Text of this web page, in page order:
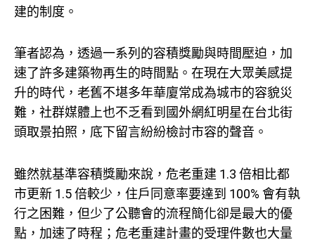
建的制度。
筆者認為，透過一系列的容積獎勵與時間壓迫，加
速了許多建築物再生的時間點。在現在大眾美感提
升的時代，老舊不堪多年華廈常成為城市的容貌災
難，社群媒體上也不乏看到國外網紅明星在台北街
頭取景拍照，底下留言紛紛檢討市容的聲音。
雖然就基準容積獎勵來說，危老重建 1.3 倍相比都
市更新 1.5 倍較少，住戶同意率要達到 100% 會有執
行之困難，但少了公聽會的流程簡化卻是最大的優
點，加速了時程； 危老重建計畫的受理件數也大量